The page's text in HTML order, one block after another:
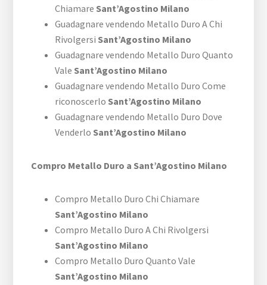
Chiamare Sant’Agostino Milano
Guadagnare vendendo Metallo Duro A Chi
Rivolgersi Sant’Agostino Milano
Guadagnare vendendo Metallo Duro Quanto
Vale Sant’Agostino Milano
Guadagnare vendendo Metallo Duro Come
riconoscerlo Sant’Agostino Milano
Guadagnare vendendo Metallo Duro Dove
Venderlo Sant’Agostino Milano
Compro Metallo Duro a Sant’Agostino Milano
Compro Metallo Duro Chi Chiamare
Sant’Agostino Milano
Compro Metallo Duro A Chi Rivolgersi
Sant’Agostino Milano
Compro Metallo Duro Quanto Vale
Sant’Agostino Milano